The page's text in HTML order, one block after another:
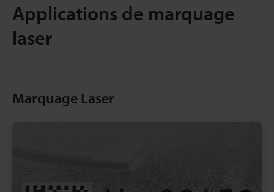
Applications de marquage
laser
Marquage Laser